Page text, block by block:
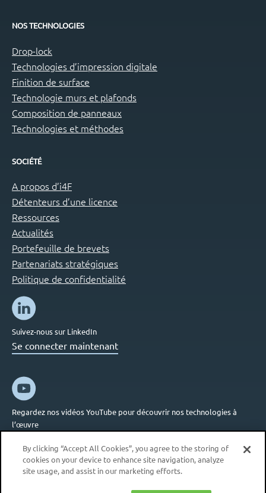
NOS TECHNOLOGIES
Drop-lock
Technologies d’impression digitale
Finition de surface
Technologie murs et plafonds
Composition de panneaux
Technologies et méthodes
SOCIÉTÉ
A propos d’i4F
Détenteurs d’une licence
Ressources
Actualités
Portefeuille de brevets
Partenariats stratégiques
Politique de confidentialité
Suivez-nous sur LinkedIn
Se connecter maintenant
Regardez nos vidéos YouTube pour découvrir nos technologies à
l’œuvre
By clicking “Accept All Cookies”, you agree to the storing of
cookies on your device to enhance site navigation, analyze
site usage, and assist in our marketing efforts.